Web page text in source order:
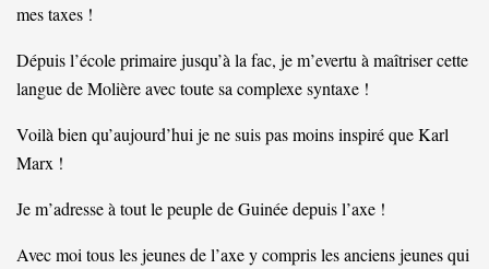
mes taxes !
Dépuis l’école primaire jusqu’à la fac, je m’evertu à maîtriser cette
langue de Molière avec toute sa complexe syntaxe !
Voilà bien qu’aujourd’hui je ne suis pas moins inspiré que Karl
Marx !
Je m’adresse à tout le peuple de Guinée depuis l’axe !
Avec moi tous les jeunes de l’axe y compris les anciens jeunes qui